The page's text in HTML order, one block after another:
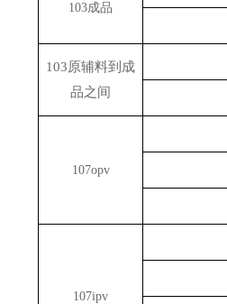
103成品
103原辅料到成
品之间
107opv
107ipv